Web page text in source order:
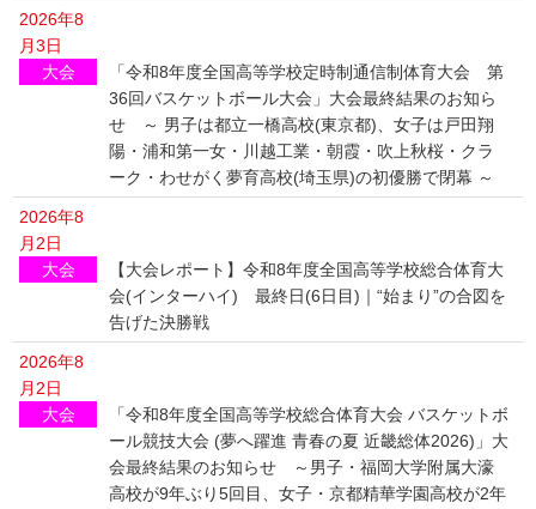
2026年8
月3日
大会
「令和8年度全国高等学校定時制通信制体育大会 第
36回バスケットボール大会」大会最終結果のお知ら
せ ～ 男子は都立一橋高校(東京都)、女子は戸田翔
陽・浦和第一女・川越工業・朝霞・吹上秋桜・クラ
ーク・わせがく夢育高校(埼玉県)の初優勝で閉幕 ～
2026年8
月2日
大会
【大会レポート】令和8年度全国高等学校総合体育大
会(インターハイ) 最終日(6日目)｜“始まり”の合図を
告げた決勝戦
2026年8
月2日
大会
「令和8年度全国高等学校総合体育大会 バスケットボ
ール競技大会 (夢へ躍進 青春の夏 近畿総体2026)」大
会最終結果のお知らせ ～男子・福岡大学附属大濠
高校が9年ぶり5回目、女子・京都精華学園高校が2年